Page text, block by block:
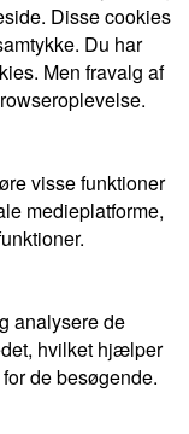
Disse cookies
Du har
Men fravalg af
visse funktioner
medieplatforme,
analysere de
hvilket hjælper
de besøgende.